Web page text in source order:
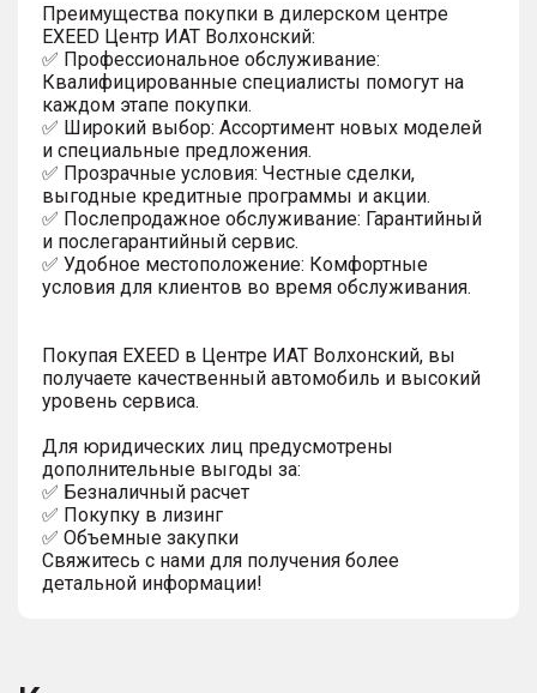
Преимущества покупки в дилерском центре
EXEED Центр ИАТ Волхонский:
✅ Профессиональное обслуживание:
Квалифицированные специалисты помогут на
каждом этапе покупки.
✅ Широкий выбор: Ассортимент новых моделей
и специальные предложения.
✅ Прозрачные условия: Честные сделки,
выгодные кредитные программы и акции.
✅ Послепродажное обслуживание: Гарантийный
и послегарантийный сервис.
✅ Удобное местоположение: Комфортные
условия для клиентов во время обслуживания.
Покупая EXEED в Центре ИАТ Волхонский, вы
получаете качественный автомобиль и высокий
уровень сервиса.
Для юридических лиц предусмотрены
дополнительные выгоды за:
✅ Безналичный расчет
✅ Покупку в лизинг
✅ Объемные закупки
Свяжитесь с нами для получения более
детальной информации!